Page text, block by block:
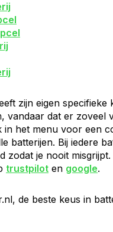
zijn eigen specifieke
vandaar dat er zoveel
in het menu voor een
batterijen. Bij iedere
zodat je nooit
trustpilot en google.
de beste keus in